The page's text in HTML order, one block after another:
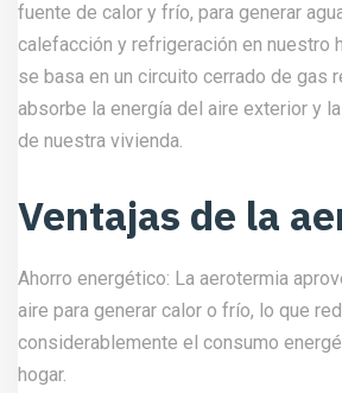
fuente de calor y frío, para generar
calefacción y refrigeración en nuestro
se basa en un circuito cerrado de gas
absorbe la energía del aire exterior y
de nuestra vivienda.
Ventajas de la
Ahorro energético: La aerotermia
aire para generar calor o frío, lo que
considerablemente el consumo
hogar.